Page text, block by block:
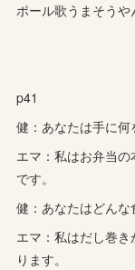
ポール歌うまそうや
p41
健：あなたは手に何
エマ：私はお弁当
です。
健：あなたはどんな
エマ：私はだし巻
ります。